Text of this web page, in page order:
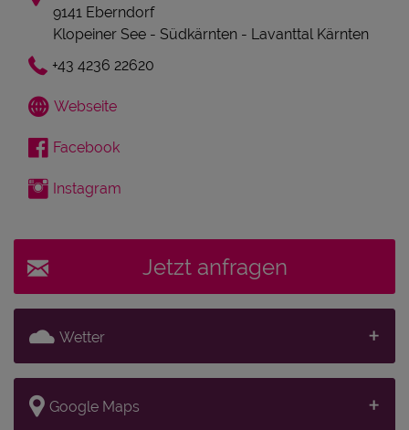
9141 Eberndorf
Klopeiner See - Südkärnten - Lavanttal Kärnten
+43 4236 22620
Webseite
Facebook
Instagram
Jetzt anfragen
Wetter
Google Maps